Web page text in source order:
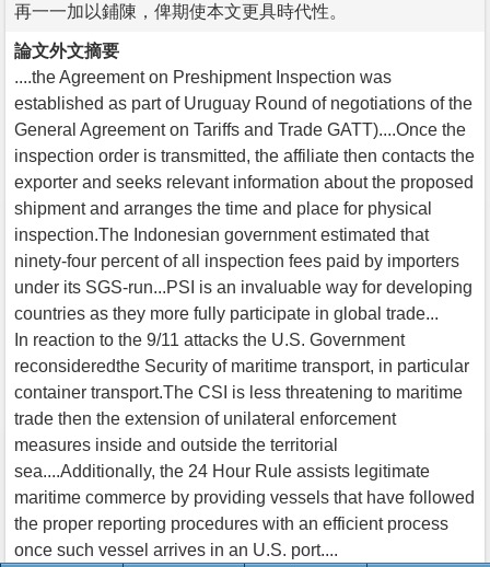
再一一加以鋪陳，俾期使本文更具時代性。
論文外文摘要
....the Agreement on Preshipment Inspection was
established as part of Uruguay Round of negotiations of the
General Agreement on Tariffs and Trade GATT)....Once the
inspection order is transmitted, the affiliate then contacts the
exporter and seeks relevant information about the proposed
shipment and arranges the time and place for physical
inspection.The Indonesian government estimated that
ninety-four percent of all inspection fees paid by importers
under its SGS-run...PSI is an invaluable way for developing
countries as they more fully participate in global trade...
In reaction to the 9/11 attacks the U.S. Government
reconsideredthe Security of maritime transport, in particular
container transport.The CSI is less threatening to maritime
trade then the extension of unilateral enforcement
measures inside and outside the territorial
sea....Additionally, the 24 Hour Rule assists legitimate
maritime commerce by providing vessels that have followed
the proper reporting procedures with an efficient process
once such vessel arrives in an U.S. port....